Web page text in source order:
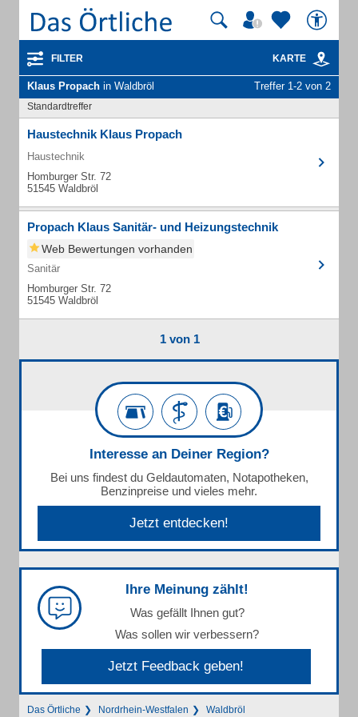
FILTER KARTE
Klaus Propach in Waldbröl Treffer 1-2 von 2
Standardtreffer
Haustechnik Klaus Propach
Haustechnik
Homburger Str. 72
51545 Waldbröl
Propach Klaus Sanitär- und Heizungstechnik
Web Bewertungen vorhanden
Sanitär
Homburger Str. 72
51545 Waldbröl
1 von 1
Interesse an Deiner Region?
Bei uns findest du Geldautomaten, Notapotheken,
Benzinpreise und vieles mehr.
Jetzt entdecken!
Ihre Meinung zählt!
Was gefällt Ihnen gut?
Was sollen wir verbessern?
Jetzt Feedback geben!
Das Örtliche Nordrhein-Westfalen Waldbröl